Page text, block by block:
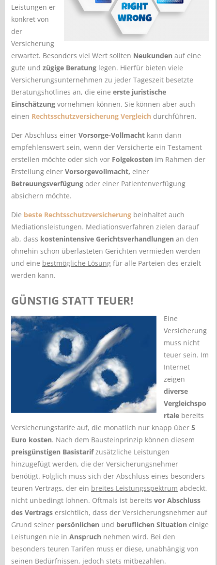
Leistungen er
konkret von
der
Versicherung
erwartet. Besonders viel Wert sollten Neukunden auf eine
gute undzügige Beratung legen. Hierfür bieten viele
Versicherungsunternehmen zu jeder Tageszeit besetzte
Beratungshotlines an, die eineerste juristische
Einschätzung vornehmen können. Sie können aber auch
einen Rechtsschutzversicherung Vergleich durchführen.
Der Abschluss einerVorsorge-Vollmacht kann dann
empfehlenswert sein, wenn der Versicherte ein Testament
erstellen möchte oder sich vor Folgekosten im Rahmen der
Erstellung einerVorsorgevollmacht, einer
Betreuungsverfügung oder einer Patientenverfügung
absichern möchte.
Die beste Rechtsschutzversicherung beinhaltet auch
Mediationsleistungen. Mediationsverfahren zielen darauf
ab, dass kostenintensive Gerichtsverhandlungen an den
ohnehin schon überlasteten Gerichten vermieden werden
und eine bestmögliche Lösung für alle Parteien des erzielt
werden kann.
GÜNSTIG STATT TEUER!
Eine
Versicherung
muss nicht
teuer sein. Im
Internet
zeigen
diverse
Vergleichspo
rtale bereits
Versicherungstarife auf, die monatlich nur knapp über 5
Euro kosten. Nach dem Bausteinprinzip können diesem
preisgünstigen Basistarifzusätzliche Leistungen
hinzugefügt werden, die der Versicherungsnehmer
benötigt. Folglich muss sich der Abschluss eines besonders
teuren Vertrags, der ein breites Leistungsspektrum abdeckt,
nicht unbedingt lohnen. Oftmals ist bereitsvor Abschluss
des Vertrags ersichtlich, dass der Versicherungsnehmer auf
Grund seiner persönlichen und beruflichen Situation einige
Leistungen nie inAnspruch nehmen wird. Bei den
besonders teuren Tarifen muss er diese, unabhängig von
seinen Bedürfnissen, jedoch stets mitbezahlen.